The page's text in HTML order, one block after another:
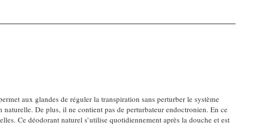
aux glandes de réguler la transpiration sans perturber le système
De plus, il ne contient pas de perturbateur endoctronien. En ce
Ce déodorant naturel s’utilise quotidiennement après la douche et est